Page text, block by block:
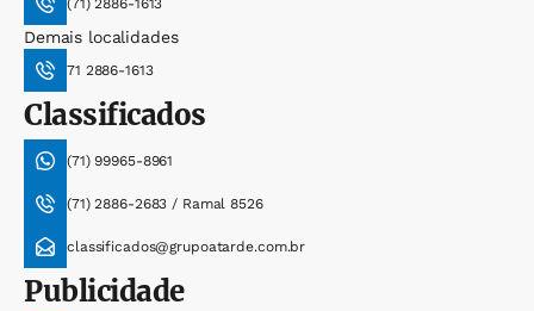
(71) 2886-1613
Demais localidades
71 2886-1613
Classificados
(71) 99965-8961
(71) 2886-2683 / Ramal 8526
classificados@grupoatarde.com.br
Publicidade